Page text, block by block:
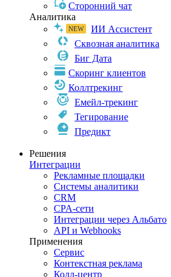
Сторонний чат
Аналитика
ИИ Ассистент
Сквозная аналитика
Биг Дата
Скоринг клиентов
Коллтрекинг
Емейл-трекинг
Тегирование
Предикт
Решения
Интеграции
Рекламные площадки
Системы аналитики
CRM
CPA-сети
Интеграции через Альбато
API и Webhooks
Применения
Сервис
Контекстная реклама
Колл-центр